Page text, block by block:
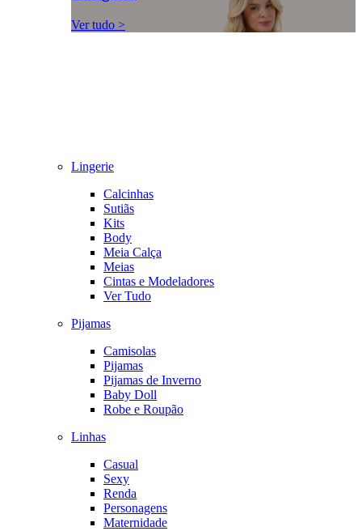
Ver tudo >
Lingerie
Calcinhas
Sutiãs
Kits
Body
Meia Calça
Meias
Cintas e Modeladores
Ver Tudo
Pijamas
Camisolas
Pijamas
Pijamas de Inverno
Baby Doll
Robe e Roupão
Linhas
Casual
Sexy
Renda
Personagens
Maternidade